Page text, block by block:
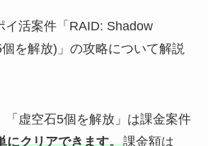
イ活案件「RAID: Shadow
を解放)」の攻略について解説
「虚空石5個を解放」は課金案件
にクリアできます。課金額は